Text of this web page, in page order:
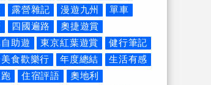
露營雜記 漫遊九州
單車
四國遍路
奧捷遊賞
助遊
東京紅葉遊賞
健行筆記
食歡樂行
年度總結
生活有感
住宿評語
奧地利